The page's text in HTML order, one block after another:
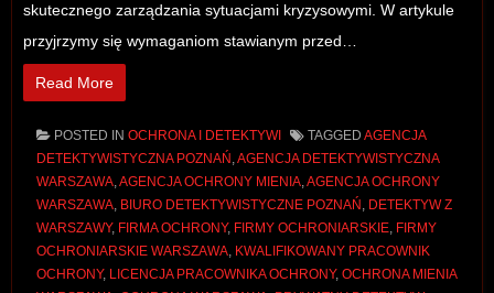
skutecznego zarządzania sytuacjami kryzysowymi. W artykule
przyjrzymy się wymaganiom stawianym przed…
Read More
POSTED IN OCHRONA I DETEKTYWI TAGGED AGENCJA
DETEKTYWISTYCZNA POZNAŃ ,AGENCJA DETEKTYWISTYCZNA
WARSZAWA,AGENCJA OCHRONY MIENIA,AGENCJA OCHRONY
WARSZAWA, BIURO DETEKTYWISTYCZNE POZNAŃ , DETEKTYW Z
WARSZAWY, FIRMA OCHRONY, FIRMY OCHRONIARSKIE, FIRMY
OCHRONIARSKIE WARSZAWA, KWALIFIKOWANY PRACOWNIK
OCHRONY, LICENCJA PRACOWNIKA OCHRONY, OCHRONA MIENIA